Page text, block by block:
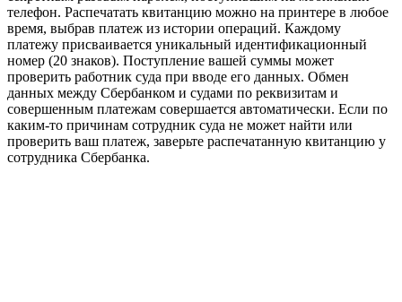
телефон. Распечатать квитанцию можно на принтере в любое
время, выбрав платеж из истории операций. Каждому
платежу присваивается уникальный идентификационный
номер (20 знаков). Поступление вашей суммы может
проверить работник суда при вводе его данных. Обмен
данных между Сбербанком и судами по реквизитам и
совершенным платежам совершается автоматически. Если по
каким-то причинам сотрудник суда не может найти или
проверить ваш платеж, заверьте распечатанную квитанцию у
сотрудника Сбербанка.